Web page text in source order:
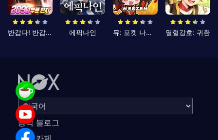
반갑다! 반갑삼국지 에픽나인 뮤: 포켓 나이츠 열혈강호: 귀환
공식 블로그
공식 카페